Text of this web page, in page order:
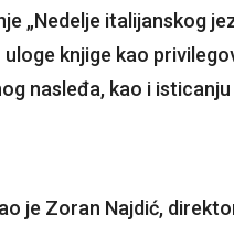
„Nedelje italijanskog
knjige kao
nasleđa, kao i
je Zoran Najdić,